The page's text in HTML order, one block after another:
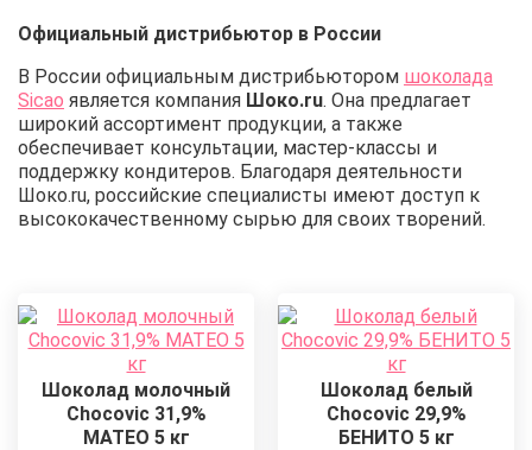
Официальный дистрибьютор в России
В России официальным дистрибьютором шоколада
Sicao является компания Шоко.ru. Она предлагает
широкий ассортимент продукции, а также
обеспечивает консультации, мастер-классы и
поддержку кондитеров. Благодаря деятельности
Шоко.ru, российские специалисты имеют доступ к
высококачественному сырью для своих творений.
Шоколад молочный
Chocovic 31,9%
МАТЕО 5 кг
Шоколад белый
Chocovic 29,9%
БЕНИТО 5 кг